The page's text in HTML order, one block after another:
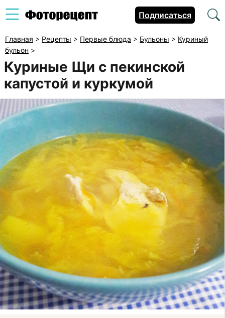
Подписаться
Главная > Рецепты > Первые блюда > Бульоны > Куриный
бульон >
Куриные Щи с пекинской
капустой и куркумой